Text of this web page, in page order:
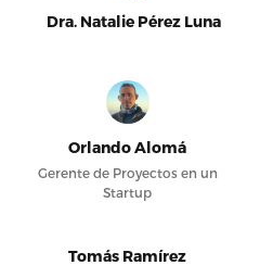
Dra. Natalie Pérez Luna
Orlando Alomá
Gerente de Proyectos en un
Startup
Tomás Ramírez